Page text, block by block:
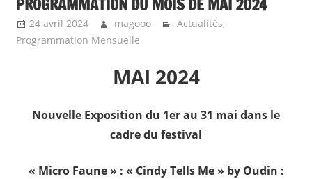
PROGRAMMATION DU MOIS DE MAI 2024
24 avril 2024 magooo Actualités,
Programmation Mensuelle
MAI 2024
Nouvelle Exposition du 1er au 31 mai dans le
cadre du festival
« Micro Faune » : « Cindy Tells Me » by Oudin :